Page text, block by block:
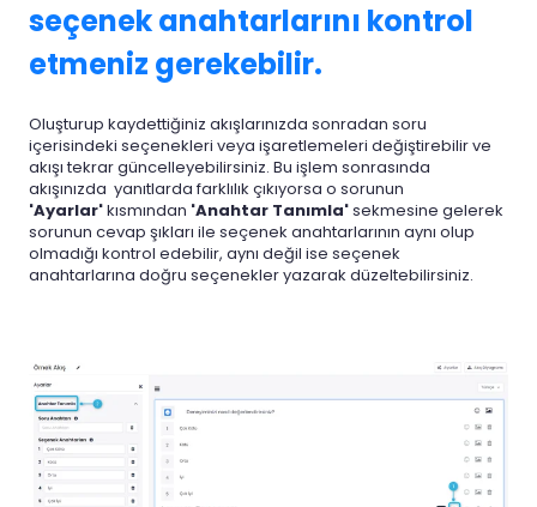
seçenek anahtarlarını kontrol
etmeniz gerekebilir.
Oluşturup kaydettiğiniz akışlarınızda sonradan soru
içerisindeki seçenekleri veya işaretlemeleri değiştirebilir ve
akışı tekrar güncelleyebilirsiniz. Bu işlem sonrasında
akışınızda yanıtlarda farklılık çıkıyorsa o sorunun
'Ayarlar'kısmından 'Anahtar Tanımla'sekmesine gelerek
sorunun cevap şıkları ile seçenek anahtarlarının aynı olup
olmadığı kontrol edebilir, aynı değil ise seçenek
anahtarlarına doğru seçenekler yazarak düzeltebilirsiniz.